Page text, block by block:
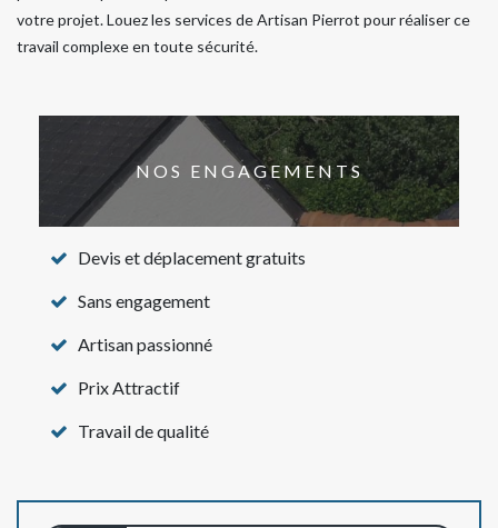
votre projet. Louez les services de Artisan Pierrot pour réaliser ce
travail complexe en toute sécurité.
NOS ENGAGEMENTS
Devis et déplacement gratuits
Sans engagement
Artisan passionné
Prix Attractif
Travail de qualité